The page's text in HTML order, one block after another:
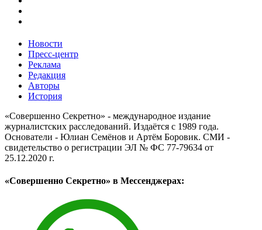
Новости
Пресс-центр
Реклама
Редакция
Авторы
История
«Совершенно Секретно» - международное издание
журналистских расследований. Издаётся с 1989 года.
Основатели - Юлиан Семёнов и Артём Боровик. CМИ -
свидетельство о регистрации ЭЛ № ФС 77-79634 от
25.12.2020 г.
«Совершенно Секретно» в Мессенджерах: